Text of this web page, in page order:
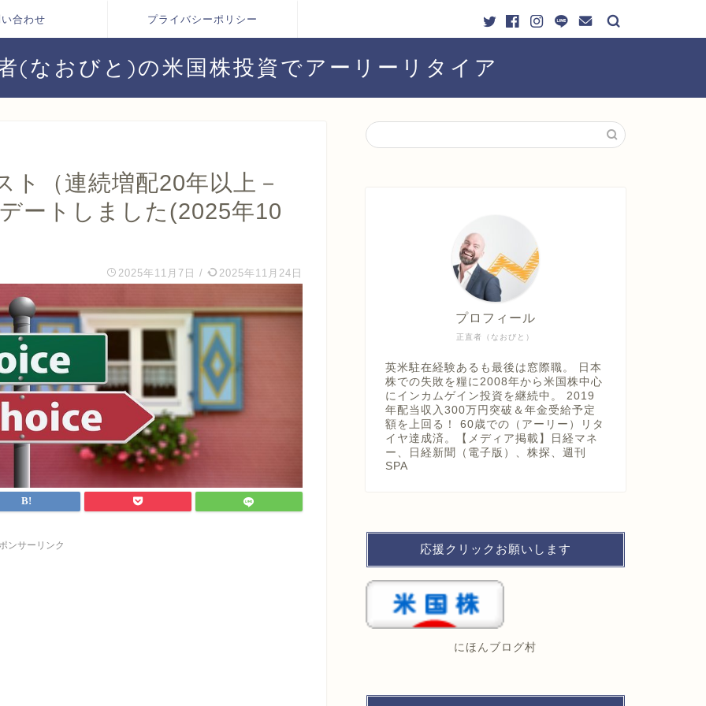
合わせ プライバシーポリシー
(なおびと)の米国株投資でアーリーリタイア
ト（連続増配20年以上－
ートしました(2025年10
2025年11月7日 / 2025年11月24日
ンサーリンク
正直者（なおびと）
プロフィール
英米駐在経験あるも最後は窓際職。 日本
株での失敗を糧に2008年から米国株中心
にインカムゲイン投資を継続中。 2019
年配当収入300万円突破＆年金受給予定
額を上回る！ 60歳での（アーリー）リタ
イヤ達成済。【メディア掲載】日経マネ
ー、日経新聞（電子版）、株探、週刊
SPA
応援クリックお願いします
にほんブログ村